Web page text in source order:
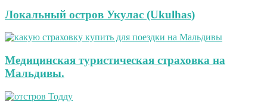
Локальный остров Укулас (Ukulhas)
Медицинская туристическая страховка на
Мальдивы.